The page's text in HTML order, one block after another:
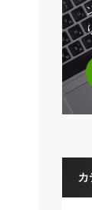
カ